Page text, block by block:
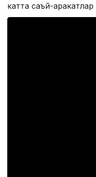
катта саъй-